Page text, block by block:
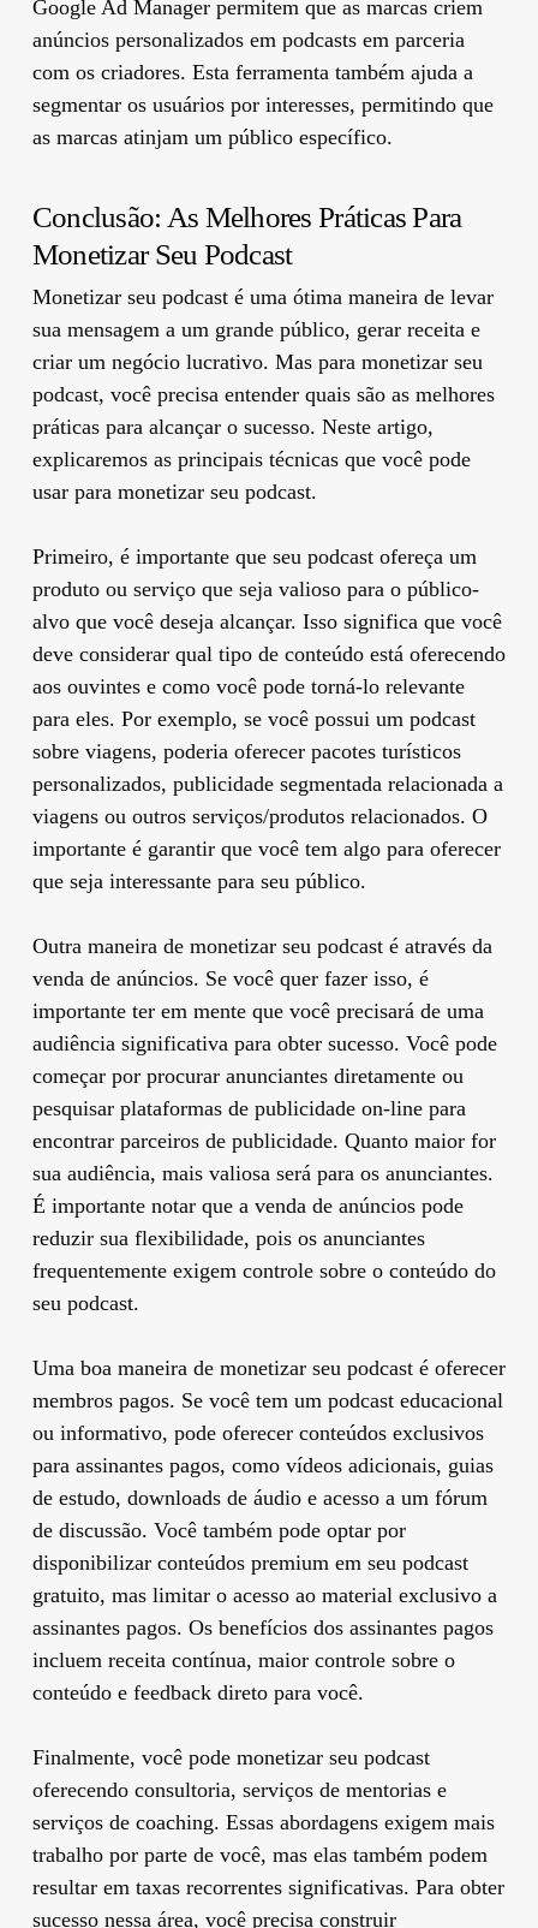
Google Ad Manager permitem que as marcas criem
anúncios personalizados em podcasts em parceria
com os criadores. Esta ferramenta também ajuda a
segmentar os usuários por interesses, permitindo que
as marcas atinjam um público específico.
Conclusão: As Melhores Práticas Para
Monetizar Seu Podcast
Monetizar seu podcast é uma ótima maneira de levar
sua mensagem a um grande público, gerar receita e
criar um negócio lucrativo. Mas para monetizar seu
podcast, você precisa entender quais são as melhores
práticas para alcançar o sucesso. Neste artigo,
explicaremos as principais técnicas que você pode
usar para monetizar seu podcast.
Primeiro, é importante que seu podcast ofereça um
produto ou serviço que seja valioso para o público-
alvo que você deseja alcançar. Isso significa que você
deve considerar qual tipo de conteúdo está oferecendo
aos ouvintes e como você pode torná-lo relevante
para eles. Por exemplo, se você possui um podcast
sobre viagens, poderia oferecer pacotes turísticos
personalizados, publicidade segmentada relacionada a
viagens ou outros serviços/produtos relacionados. O
importante é garantir que você tem algo para oferecer
que seja interessante para seu público.
Outra maneira de monetizar seu podcast é através da
venda de anúncios. Se você quer fazer isso, é
importante ter em mente que você precisará de uma
audiência significativa para obter sucesso. Você pode
começar por procurar anunciantes diretamente ou
pesquisar plataformas de publicidade on-line para
encontrar parceiros de publicidade. Quanto maior for
sua audiência, mais valiosa será para os anunciantes.
É importante notar que a venda de anúncios pode
reduzir sua flexibilidade, pois os anunciantes
frequentemente exigem controle sobre o conteúdo do
seu podcast.
Uma boa maneira de monetizar seu podcast é oferecer
membros pagos. Se você tem um podcast educacional
ou informativo, pode oferecer conteúdos exclusivos
para assinantes pagos, como vídeos adicionais, guias
de estudo, downloads de áudio e acesso a um fórum
de discussão. Você também pode optar por
disponibilizar conteúdos premium em seu podcast
gratuito, mas limitar o acesso ao material exclusivo a
assinantes pagos. Os benefícios dos assinantes pagos
incluem receita contínua, maior controle sobre o
conteúdo e feedback direto para você.
Finalmente, você pode monetizar seu podcast
oferecendo consultoria, serviços de mentorias e
serviços de coaching. Essas abordagens exigem mais
trabalho por parte de você, mas elas também podem
resultar em taxas recorrentes significativas. Para obter
sucesso nessa área, você precisa construir